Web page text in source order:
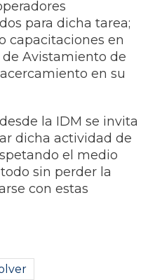
para dicha tarea;
capacitaciones en
Avistamiento de
en su
la IDM se invita
dicha actividad de
el medio
sin perder la
con estas